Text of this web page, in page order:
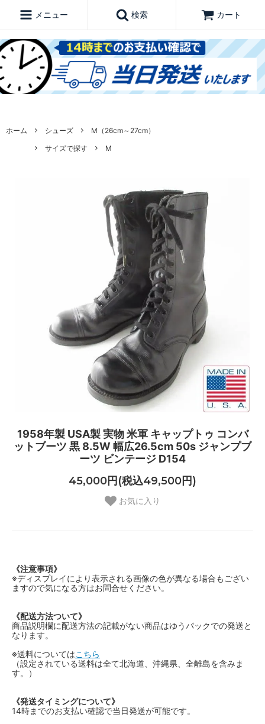
メニュー 検索 カート
ホーム シューズ
M（26cm～27cm）
サイズで探す
M
1958年製 USA製 実物 米軍 キャップトゥ コンバ
ットブーツ 黒 8.5W 幅広26.5cm 50s ジャンプブ
ーツ ビンテージ D154
45,000円(税込49,500円)
お気に入り
《注意事項》
※ディスプレイにより表示される画像の色が異なる場合もござい
ますので気になる方はお問合せください。
《配送方法ついて》
商品説明欄に配送方法の記載がない商品はゆうパックでの発送と
なります。
※送料についてはこちら
（設定されている送料は全て北海道、沖縄県、全離島を含みま
す。）
《発送タイミングについて》
14時までのお支払い確認で当日発送が可能です。